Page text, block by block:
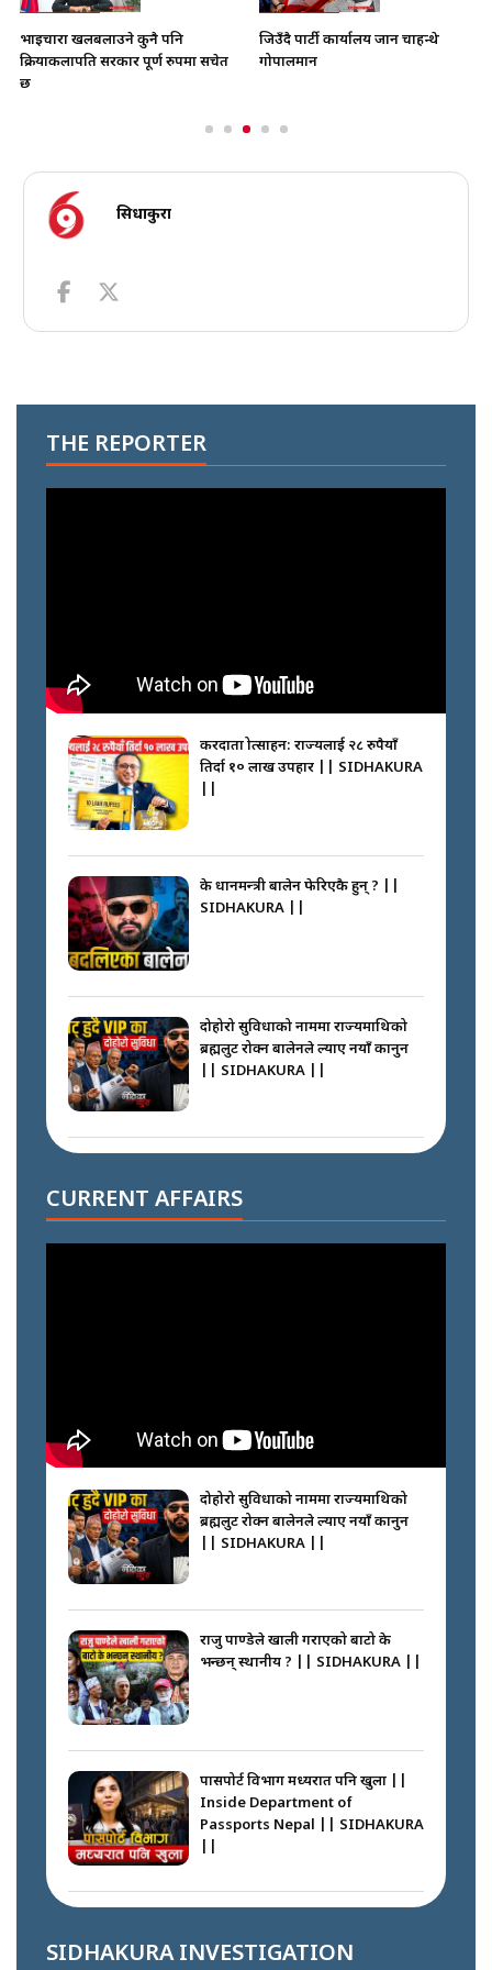
भाइचारा खलबलाउने कुनै पनि
क्रियाकलापप्रति सरकार पूर्ण रुपमा सचेत
छ
जिउँदै पार्टी कार्यालय जान चाहन्थे
गोपालमान
सिधाकुरा
THE REPORTER
करदाता प्रोत्साहन: राज्यलाई २८ रुपैयाँ
तिर्दा १० लाख उपहार || SIDHAKURA
के प्रधानमन्त्री बालेन फेरिएकै हुन् ? ||
SIDHAKURA ||
दोहोरो सुविधाको नाममा राज्यमाथिको
ब्रह्मलुट रोक्न बालेनले ल्याए नयाँ कानुन
|| SIDHAKURA ||
आरोहीहरू | Record-breaking
climbers who set foot with
नभाँडिएको सद्भाव : कप्तानगञ्जबाट
सल्किएको आगो निभाउनेहरू ||
SIDHAKURA || THE REPORTER
||
बदलेका ‘निम्स दाई’ || SIDHAKURA
||
आगो निभाउने कि तेल थप्ने ? WHATS
HAPPENING IN MADHESH ? ||
भयो ? के के भयो ? || SUNSARI
CURRENT AFFAIRS
दोहोरो सुविधाको नाममा राज्यमाथिको
ब्रह्मलुट रोक्न बालेनले ल्याए नयाँ कानुन
|| SIDHAKURA ||
राजु पाण्डेले खाली गराएको बाटो के
भन्छन् स्थानीय ? || SIDHAKURA ||
पासपोर्ट विभाग मध्यरात पनि खुला ||
Inside Department of
Passports Nepal || SIDHAKURA
the Gas Go? || SIDHAKURA ||
SIDHAKURA INVESTIGATION